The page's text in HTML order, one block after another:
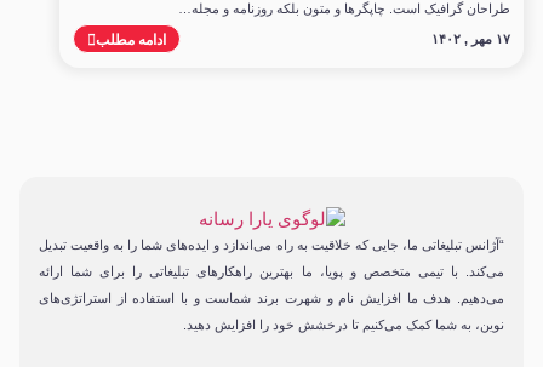
طراحان گرافیک است. چاپگرها و متون بلکه روزنامه و مجله…
۱۷ مهر , ۱۴۰۲ ادامه مطلب
“آژانس تبلیغاتی ما، جایی که خلاقیت به راه می‌اندازد و ایده‌های شما را به واقعیت تبدیل
می‌کند. با تیمی متخصص و پویا، ما بهترین راهکارهای تبلیغاتی را برای شما ارائه
می‌دهیم. هدف ما افزایش نام و شهرت برند شماست و با استفاده از استراتژی‌های
نوین، به شما کمک می‌کنیم تا درخشش خود را افزایش دهید.